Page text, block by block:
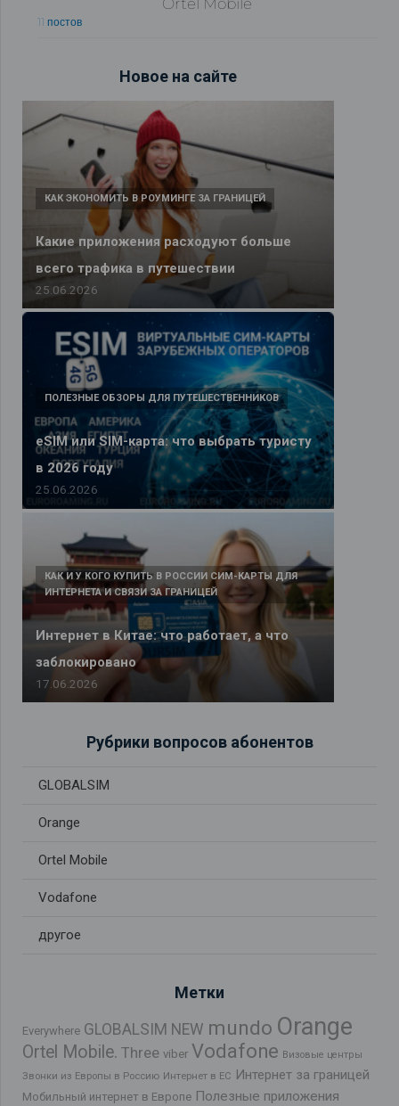
11 постов
Новое на сайте
Какие приложения расходуют больше
всего трафика в путешествии
КАК ЭКОНОМИТЬ В РОУМИНГЕ ЗА ГРАНИЦЕЙ
25.06.2026
eSIM или SIM-карта: что выбрать туристу
в 2026 году
ПОЛЕЗНЫЕ ОБЗОРЫ ДЛЯ ПУТЕШЕСТВЕННИКОВ
25.06.2026
Интернет в Китае: что работает, а что
заблокировано
КАК И У КОГО КУПИТЬ В РОССИИ СИМ-КАРТЫ ДЛЯ
ИНТЕРНЕТА И СВЯЗИ ЗА ГРАНИЦЕЙ
17.06.2026
Рубрики вопросов абонентов
GLOBALSIM
Orange
Ortel Mobile
Vodafone
другое
Метки
Everywhere GLOBALSIM NEW mundo Orange
Ortel Mobile. Three viber Vodafone Визовые центры
Звонки из Европы в Россию Интернет в ЕС Интернет за границей
Мобильный интернет в Европе Полезные приложения